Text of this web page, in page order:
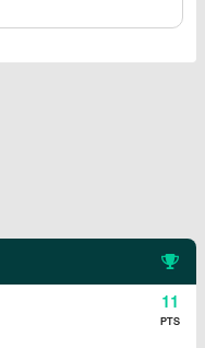
11
PTS